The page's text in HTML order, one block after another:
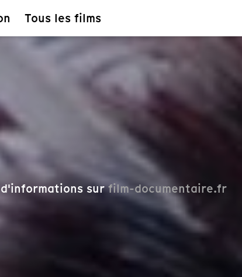
Tous les films
d'informations surfilm-documentaire.fr